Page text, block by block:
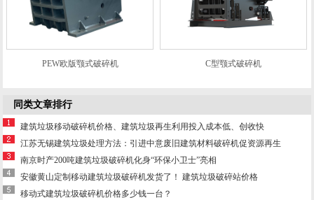
PEW欧版颚式破碎机 C型颚式破碎机
同类文章排行
建筑垃圾移动破碎机价格、建筑垃圾再生利用投入成本低、创收快
江苏无锡建筑垃圾处理方法：引进中意废旧建筑材料破碎机促资源再生
南京时产200吨建筑垃圾破碎机化身“环保小卫士”亮相
安徽黄山定制移动建筑垃圾破碎机发货了！ 建筑垃圾破碎站价格
移动式建筑垃圾破碎机价格多少钱一台？